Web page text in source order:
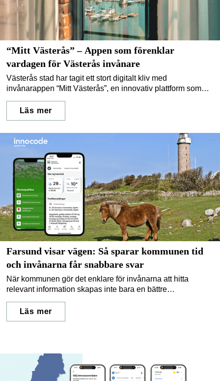
“Mitt Västerås” – Appen som förenklar
vardagen för Västerås invånare
Västerås stad har tagit ett stort digitalt kliv med
invånarappen “Mitt Västerås”, en innovativ plattform som
nyheter och evenemang. Med en modern och
användarvänlig design ger appen invånarna tillgång till
det.
Läs mer
Farsund visar vägen: Så sparar kommunen tid
och invånarna får snabbare svar
När kommunen gör det enklare för invånarna att hitta
relevant information skapas inte bara en bättre
Farsund kommun i Norge är ett bra exempel på hur digital
kommunikation kan ge konkreta resultat, både i form av ökat
Läs mer